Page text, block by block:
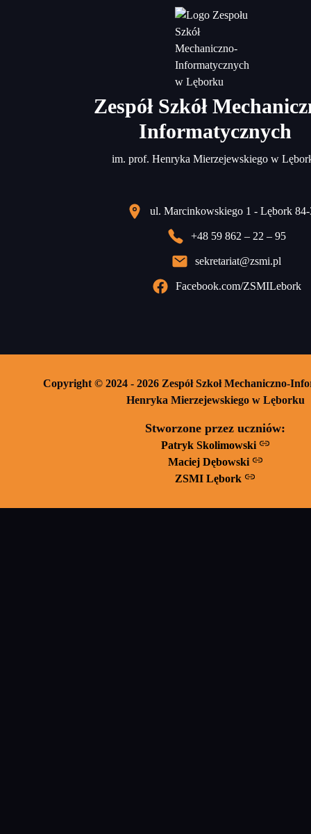
Zespół Szkół
Informatycznych
im. prof. Henryka Mierzejewskiego w
ul. Marcinkowskiego 1 - Lębork
+48 59 862 – 22 – 95
sekretariat@zsmi.pl
Facebook.com/ZSMILebork
Copyright © 2024 - 2026 Zespół Szkoł Mechaniczno-
Henryka Mierzejewskiego w Lęborku
Stworzone przez uczniów:
Patryk Skolimowski
Maciej Dębowski
ZSMI Lębork